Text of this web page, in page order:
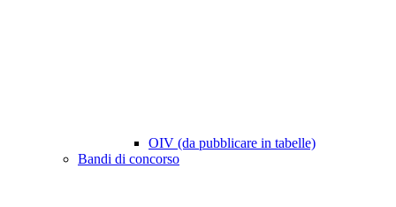
OIV (da pubblicare in tabelle)
Bandi di concorso